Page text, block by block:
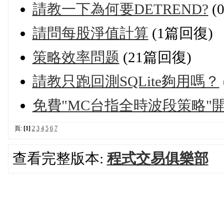
請教一下為何要DETREND?
請問每股淨值計算 (1篇回復)
策略效率問题 (21篇回復)
請教只跑回測SQLite夠用嗎？
免費"MC台指全時波段策略"
頁: [1] 2 3 4 5 6 7
查看完整版本: 程式交易俱樂部